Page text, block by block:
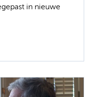
in nieuwe